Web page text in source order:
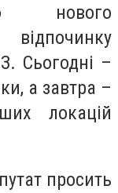
нового
Сьогодні –
а завтра –
локацій
просить